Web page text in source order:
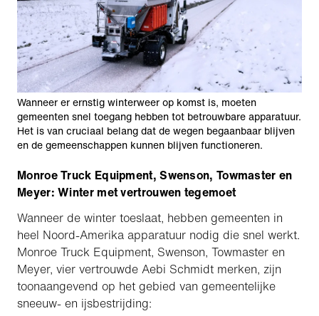
Wanneer er ernstig winterweer op komst is, moeten
gemeenten snel toegang hebben tot betrouwbare apparatuur.
Het is van cruciaal belang dat de wegen begaanbaar blijven
en de gemeenschappen kunnen blijven functioneren.
Monroe Truck Equipment, Swenson, Towmaster en
Meyer: Winter met vertrouwen tegemoet
Wanneer de winter toeslaat, hebben gemeenten in
heel Noord-Amerika apparatuur nodig die snel werkt.
Monroe Truck Equipment, Swenson, Towmaster en
Meyer, vier vertrouwde Aebi Schmidt merken, zijn
toonaangevend op het gebied van gemeentelijke
sneeuw- en ijsbestrijding: